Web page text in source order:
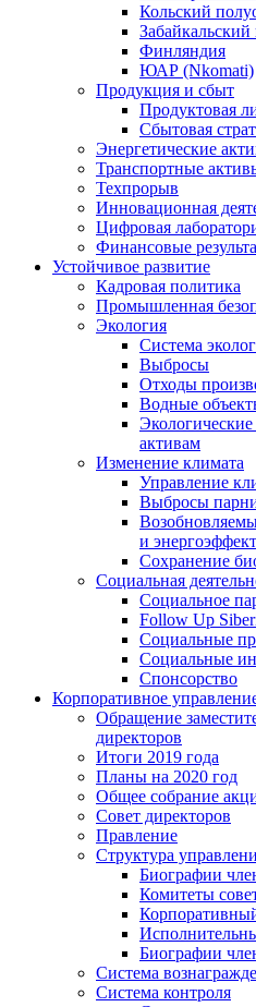
Кольский
Забайкальский
Финляндия
ЮАР (Nkomati)
Продукция и сбыт
Продуктовая
Сбытовая
Энергетические
Транспортные
Техпрорыв
Инновационная
Цифровая
Финансовые
Устойчивое развитие
Кадровая политика
Промышленная
Экология
Система
Выбросы
Отходы
Водные
активам
Изменение климата
Управление
Выбросы
и
Сохранение
Социальная
Социальное
Follow Up
Социальные
Социальные
Спонсорство
Корпоративное
Обращение
директоров
Итоги 2019 года
Планы на 2020 год
Общее собрание
Совет директоров
Правление
Структура
Биографии
Комитеты
Биографии
Система
Система контроля